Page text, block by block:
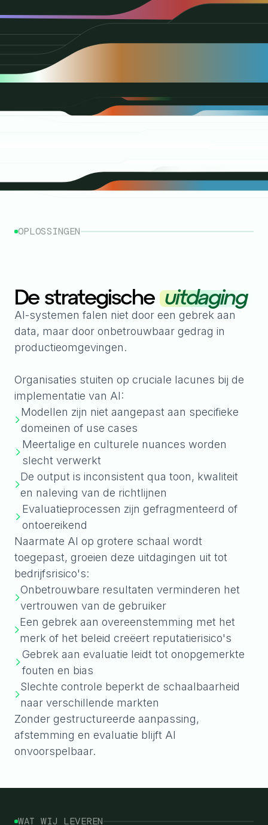
OPLOSSINGEN
De strategische uitdaging
AI-systemen falen niet door een gebrek aan
data, maar door onbetrouwbaar gedrag in
productieomgevingen.
Organisaties stuiten op cruciale lacunes bij de
implementatie van AI:
Modellen zijn niet aangepast aan specifieke
domeinen of use cases
Meertalige en culturele nuances worden
slecht verwerkt
De output is inconsistent qua toon, kwaliteit
en naleving van de richtlijnen
Evaluatieprocessen zijn gefragmenteerd of
ontoereikend
Naarmate AI op grotere schaal wordt
toegepast, groeien deze uitdagingen uit tot
bedrijfsrisico's:
Onbetrouwbare resultaten verminderen het
vertrouwen van de gebruiker
Een gebrek aan overeenstemming met het
merk of het beleid creëert reputatierisico's
Gebrek aan evaluatie leidt tot onopgemerkte
fouten en bias
Slechte controle beperkt de schaalbaarheid
naar verschillende markten
Zonder gestructureerde aanpassing,
afstemming en evaluatie blijft AI
onvoorspelbaar.
WAT WIJ LEVEREN